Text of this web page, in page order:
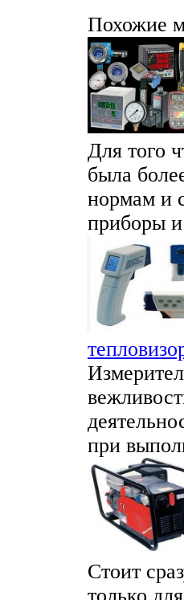
Похожие
Для того
была
нормам и
приборы и
при
Стоит